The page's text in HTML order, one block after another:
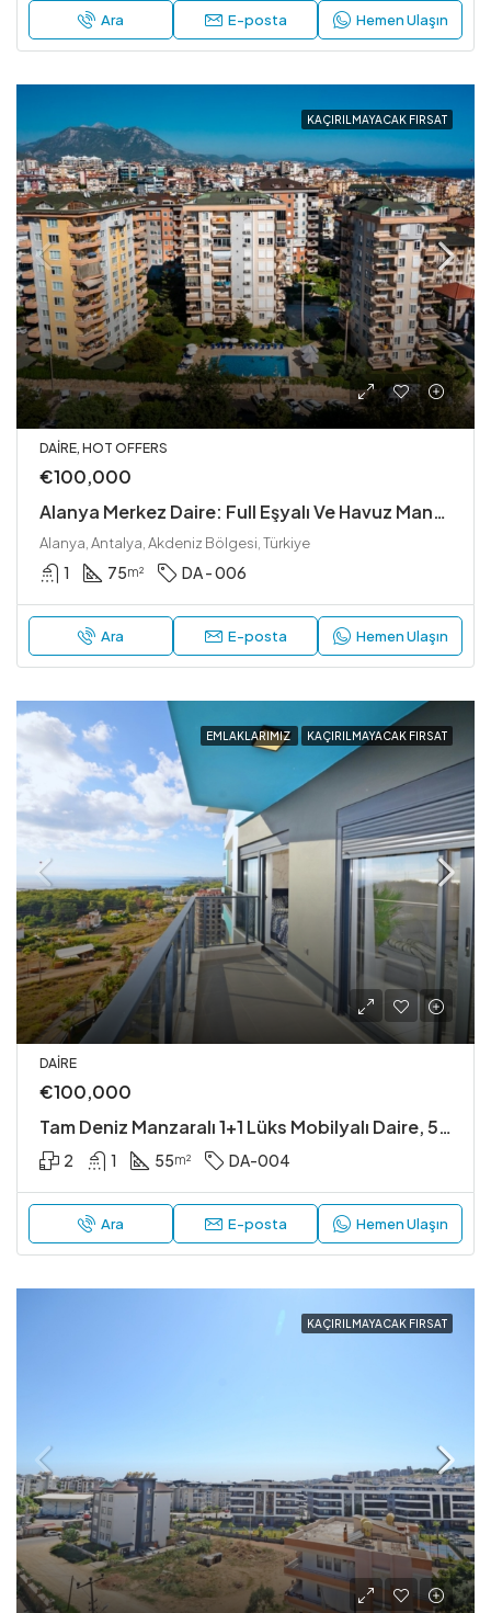
Ara E-posta Hemen Ulaşın
KAÇIRILMAYACAK FIRSAT
DAIRE, HOT OFFERS
€100,000
Alanya Merkez Daire: Full Eşyalı Ve Havuz Manzaralı
Alanya, Antalya, Akdeniz Bölgesi, Türkiye
1 75m² DA - 006
Ara E-posta Hemen Ulaşın
EMLAKLARIMIZ KAÇIRILMAYACAK FIRSAT
DAIRE
€100,000
Tam Deniz Manzaralı 1+1 Lüks Mobilyalı Daire, 5 Yıldızlı Kompleks İçinde
2 1 55m² DA-004
Ara E-posta Hemen Ulaşın
KAÇIRILMAYACAK FIRSAT